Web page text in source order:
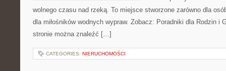
wolnego czasu nad rzeką. To miejsce stworzone zarówno dla
dla miłośników wodnych wypraw. Zobacz: Poradniki dla Rodzin i
stronie można znaleźć […]
CATEGORIES: NIERUCHOMOŚCI